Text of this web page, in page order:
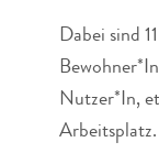
Dabei sind
Nutzer*In,